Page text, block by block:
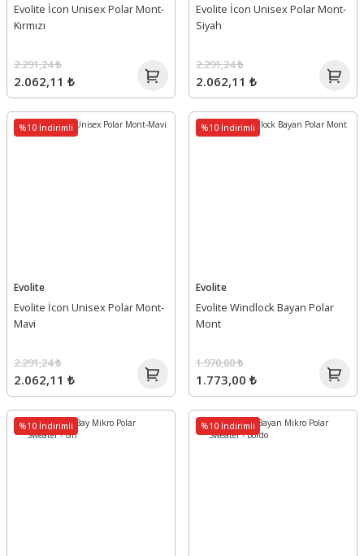
Evolite İcon Unisex Polar Mont-
Kırmızı
2.062,11 ₺
2.291,24 ₺
Evolite İcon Unisex Polar Mont-
Siyah
2.062,11 ₺
2.291,24 ₺
%10 İndirimli
Evolite
Evolite İcon Unisex Polar Mont-
Mavi
2.062,11 ₺
2.291,24 ₺
%10 İndirimli
Evolite
Evolite Windlock Bayan Polar
Mont
1.773,00 ₺
1.970,00 ₺
%10 İndirimli %10 İndirimli